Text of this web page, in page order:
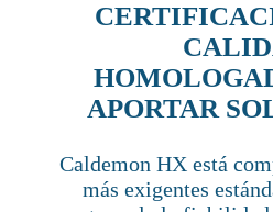
APORTAR
Caldemon HX está
más exigentes